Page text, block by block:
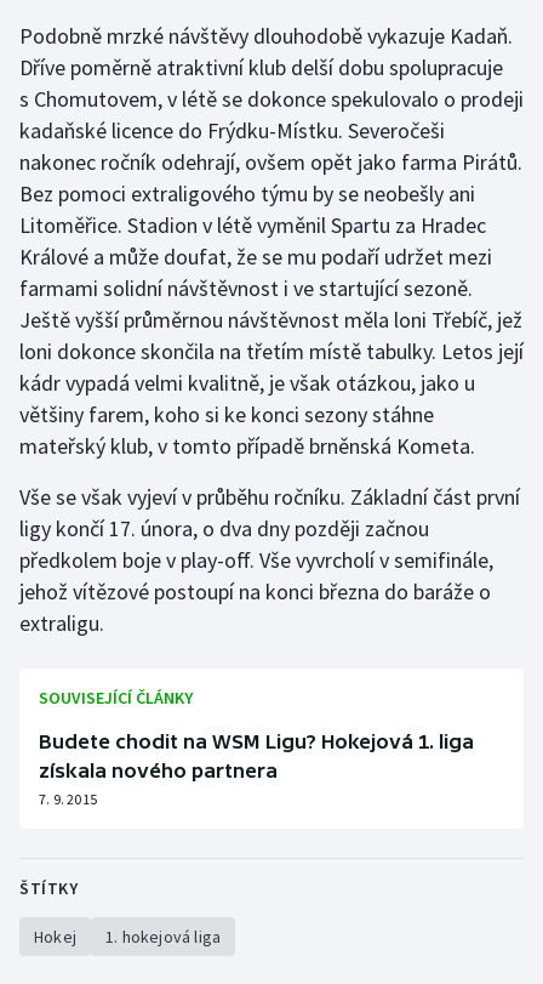
Podobně mrzké návštěvy dlouhodobě vykazuje Kadaň.
Dříve poměrně atraktivní klub delší dobu spolupracuje
s Chomutovem, v létě se dokonce spekulovalo o prodeji
kadaňské licence do Frýdku-Místku. Severočeši
nakonec ročník odehrají, ovšem opět jako farma Pirátů.
Bez pomoci extraligového týmu by se neobešly ani
Litoměřice. Stadion v létě vyměnil Spartu za Hradec
Králové a může doufat, že se mu podaří udržet mezi
farmami solidní návštěvnost i ve startující sezoně.
Ještě vyšší průměrnou návštěvnost měla loni Třebíč, jež
loni dokonce skončila na třetím místě tabulky. Letos její
kádr vypadá velmi kvalitně, je však otázkou, jako u
většiny farem, koho si ke konci sezony stáhne
mateřský klub, v tomto případě brněnská Kometa.
Vše se však vyjeví v průběhu ročníku. Základní část první
ligy končí 17. února, o dva dny později začnou
předkolem boje v play-off. Vše vyvrcholí v semifinále,
jehož vítězové postoupí na konci března do baráže o
extraligu.
SOUVISEJÍCÍ ČLÁNKY
Budete chodit na WSM Ligu? Hokejová 1. liga
získala nového partnera
7. 9. 2015
ŠTÍTKY
Hokej 1. hokejová liga